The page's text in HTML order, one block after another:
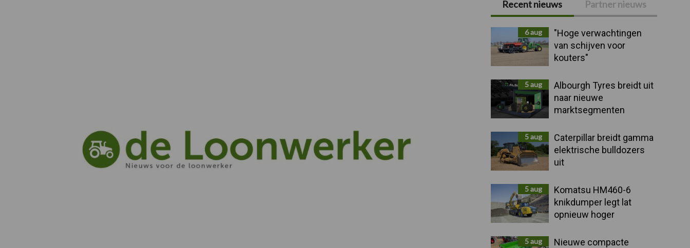
Primaire
Sidebar
Recent nieuws Partner nieuws
6 aug
"Hoge verwachtingen
van schijven voor
kouters"
5 aug
Albourgh Tyres breidt uit
naar nieuwe
marktsegmenten
5 aug
Caterpillar breidt gamma
elektrische bulldozers
uit
5 aug
Komatsu HM460-6
knikdumper legt lat
opnieuw hoger
5 aug
Nieuwe compacte